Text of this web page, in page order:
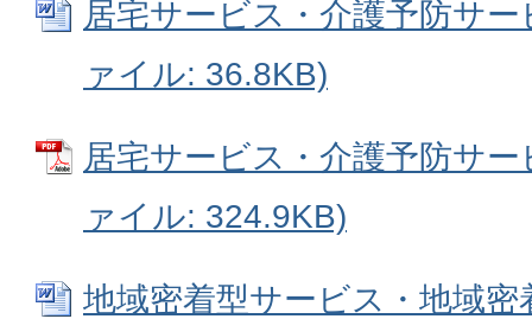
居宅サービス・介護予防サ
ァイル: 36.8KB)
居宅サービス・介護予防サ
ァイル: 324.9KB)
地域密着型サービス・地域